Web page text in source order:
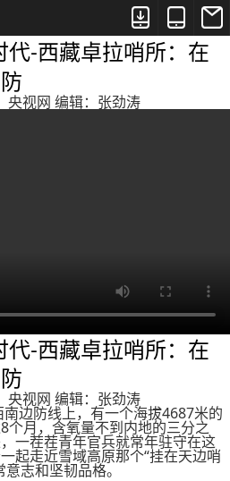



-西藏卓拉哨所：在
央视网 编辑：张劲涛
-西藏卓拉哨所：在
央视网 编辑：张劲涛
边防线上，有一个海拔4687米的
个月，含氧量不到内地的三分之
一茬茬青年官兵就常年驻守在这
起走近雪域高原那个“挂在天边哨
志和坚韧品格。